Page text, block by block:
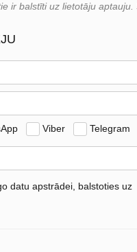
ir balstīti uz lietotāju
Viber Telegram
datu apstrādei, balstoties uz